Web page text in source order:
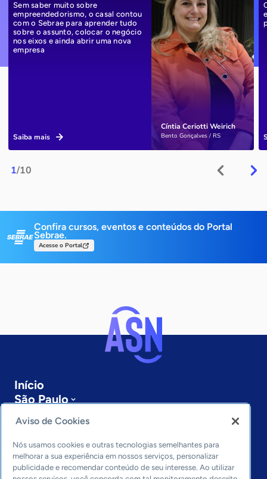
1/10
Cíntia Ceriotti Weirich
Bento Gonçalves / RS
Sem saber muito sobre
empreendedorismo, o casal contou
com o Sebrae para aprender tudo
sobre o assunto, colocar o negócio
nos eixos e ainda abrir uma nova
empresa
Saiba mais
Confira cursos, eventos e conteúdos do Portal
Sebrae.
Acesse o Portal
Início
São Paulo
Sobre a ASN
Últimas notícias
Entre em contato
Editorias
Aviso de Cookies
Nós usamos cookies e outras tecnologias semelhantes para
melhorar a sua experiência em nossos serviços, personalizar
publicidade e recomendar conteúdo de seu interesse. Ao utilizar